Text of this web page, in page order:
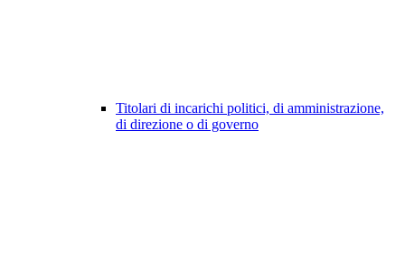
Titolari di incarichi politici, di amministrazione,
di direzione o di governo